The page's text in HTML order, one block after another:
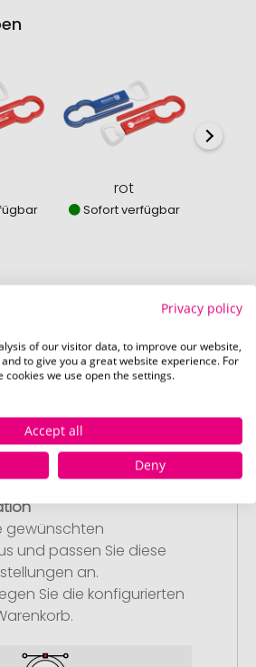
rot
Sofort verfügbar
Sie Ihre Werbeartikel bei
Pinkcube
gewünschten
und passen Sie diese
an.
Sie die konfigurierten
Privacy policy
of our visitor data, to improve our website,
to give you a great website experience. For
we use open the settings.
Accept all
Deny